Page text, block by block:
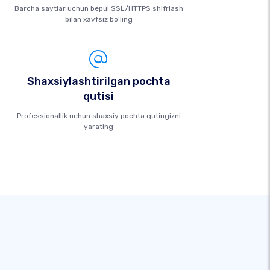
Barcha saytlar uchun bepul SSL/HTTPS shifrlash
bilan xavfsiz bo'ling
Shaxsiylashtirilgan pochta
qutisi
Professionallik uchun shaxsiy pochta qutingizni
yarating